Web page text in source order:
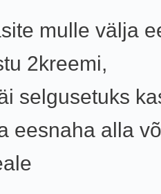
mulle välja
2kreemi,
selgusetuks
eesnaha alla